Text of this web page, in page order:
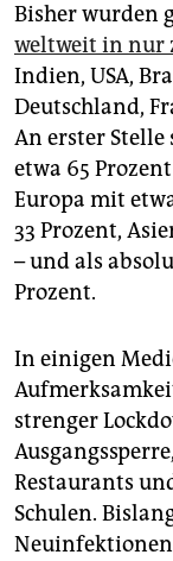
Bisher wurden
weltweit in nur
Indien, USA,
Deutschland,
An erster
etwa 65
Europa mit
33 Prozent,
– und als
Prozent.
In einigen
strenger
Restaurants
Schulen.